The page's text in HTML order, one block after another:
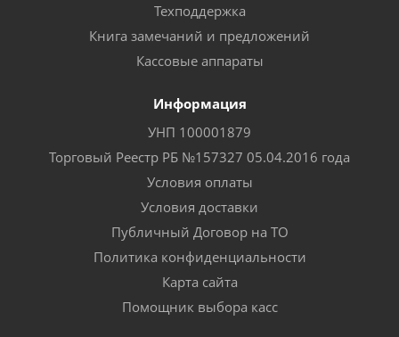
Техподдержка
Книга замечаний и предложений
Кассовые аппараты
Информация
УНП 100001879
Торговый Реестр РБ №157327 05.04.2016 года
Условия оплаты
Условия доставки
Публичный Договор на ТО
Политика конфиденциальности
Карта сайта
Помощник выбора касс